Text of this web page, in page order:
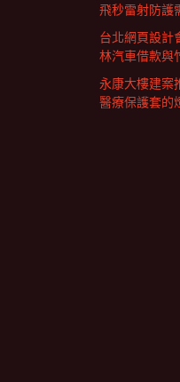
飛秒雷射防護
台北網頁設計
林汽車借款與
永康大樓建案
醫療保護套的